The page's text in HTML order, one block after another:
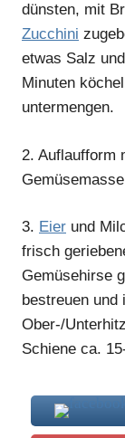
dünsten, mit
Zucchini
etwas Salz
Minuten
untermengen.
2. Auflaufform
3. Eier und
frisch
Gemüsehirse
bestreuen und
Ober-/
Schiene ca.